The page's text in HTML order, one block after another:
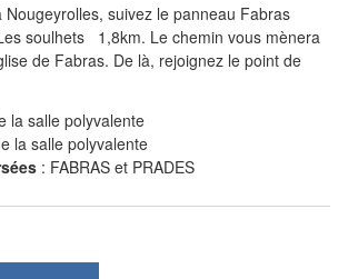
Nougeyrolles, suivez le panneau Fabras
soulhets 1,8km. Le chemin vous mènera
de Fabras. De là, rejoignez le point de
la salle polyvalente
la salle polyvalente
: FABRAS et PRADES